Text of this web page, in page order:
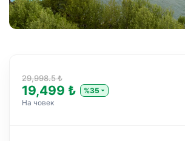
29,998.5 ₺
19,499 ₺
%35
На човек